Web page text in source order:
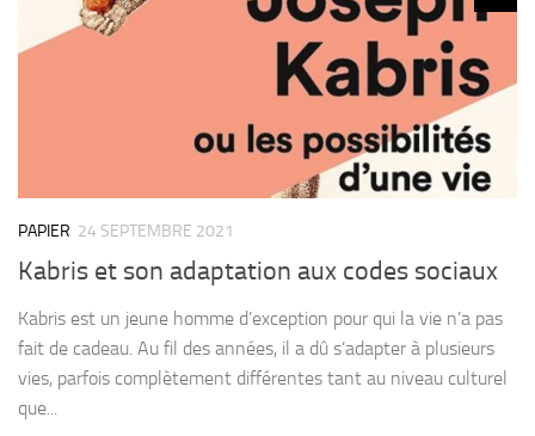
PAPIER 24 SEPTEMBRE 2021
Kabris et son adaptation aux codes sociaux
Kabris est un jeune homme d’exception pour qui la vie n’a pas
fait de cadeau. Au fil des années, il a dû s’adapter à plusieurs
vies, parfois complètement différentes tant au niveau culturel
que...